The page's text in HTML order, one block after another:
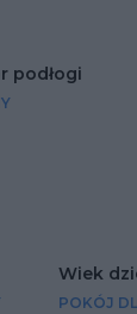
podłogi
Wiek
POKÓJ